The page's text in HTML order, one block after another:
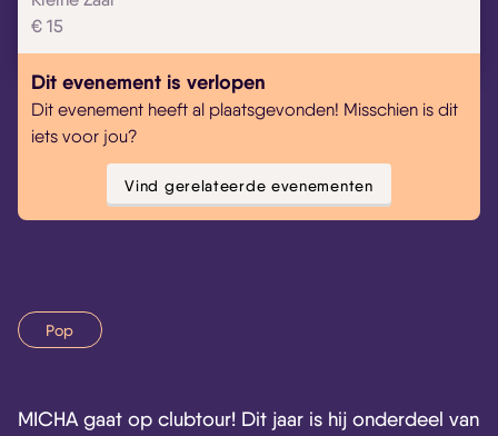
€ 15
Dit evenement is verlopen
Dit evenement heeft al plaatsgevonden! Misschien is dit
iets voor jou?
Vind gerelateerde evenementen
Pop
MICHA gaat op clubtour! Dit jaar is hij onderdeel van